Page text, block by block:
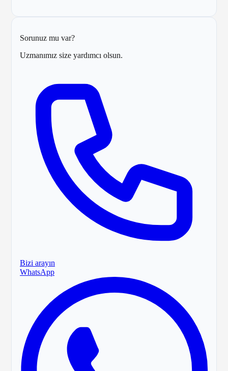
Sorunuz mu var?
Uzmanımız size yardımcı olsun.
Bizi arayın
WhatsApp